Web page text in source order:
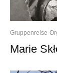
Gruppenreise-
Marie